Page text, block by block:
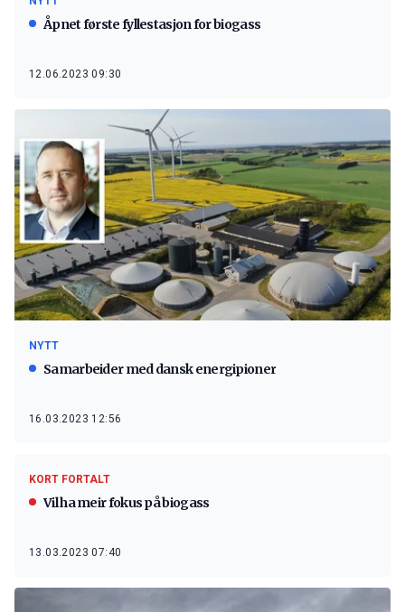
Åpnet første fyllestasjon for biogass
12.06.2023 09:30
NYTT
Samarbeider med dansk energipioner
16.03.2023 12:56
KORT FORTALT
Vil ha meir fokus på biogass
13.03.2023 07:40